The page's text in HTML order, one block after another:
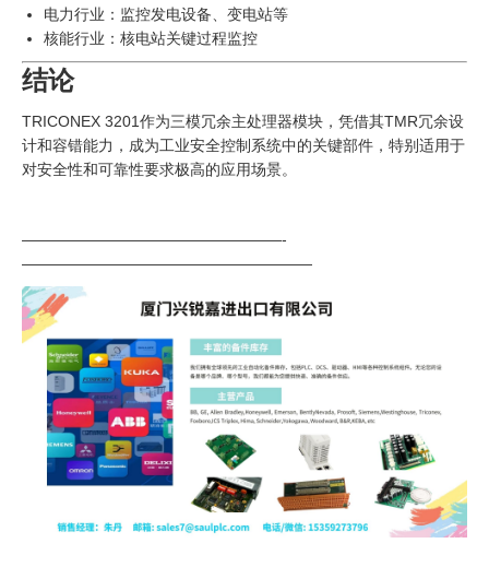
电力行业：监控发电设备、变电站等
核能行业：核电站关键过程监控
结论
TRICONEX 3201作为三模冗余主处理器模块，凭借其TMR冗余设
计和容错能力，成为工业安全控制系统中的关键部件，特别适用于
对安全性和可靠性要求极高的应用场景。
—————————————————-
———————————————————